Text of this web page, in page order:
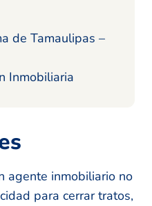
de Tamaulipas –
Inmobiliaria
agente inmobiliario no
para cerrar tratos,